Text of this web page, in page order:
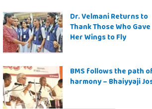
Dr. Velmani Returns to
Thank Those Who Gave
Her Wings to Fly
BMS follows the path
harmony – Bhaiyyaji